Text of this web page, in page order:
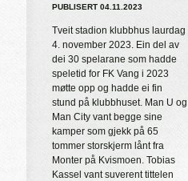
PUBLISERT 04.11.2023
Tveit stadion klubbhus laurdag
4. november 2023. Ein del av
dei 30 spelarane som hadde
speletid for FK Vang i 2023
møtte opp og hadde ei fin
stund på klubbhuset. Man U og
Man City vant begge sine
kamper som gjekk på 65
tommer storskjerm lånt fra
Monter på Kvismoen. Tobias
Kassel vant suverent tittelen